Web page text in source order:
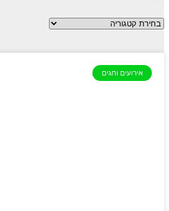
קטגוריות
אירועים וחגים